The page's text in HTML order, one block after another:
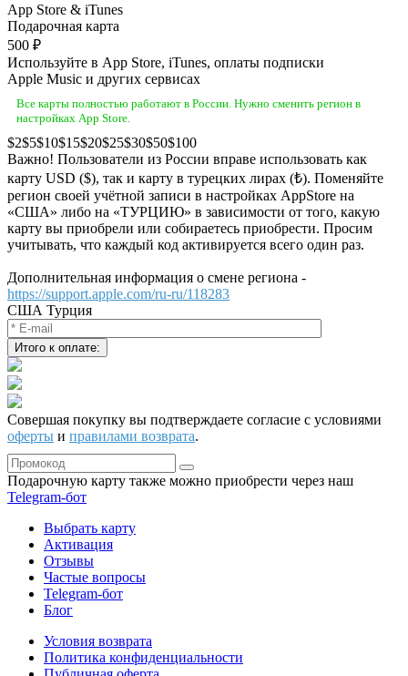
App Store & iTunes
Подарочная карта
500 ₽
Используйте в App Store, iTunes, оплаты подписки
Apple Music и других сервисах
Все карты полностью работают в России. Нужно сменить регион в
настройках App Store.
2 5 10 15 20 25 30 50 100
Важно! Пользователи из России вправе использовать как
карту USD ($), так и карту в турецких лирах (₺). Поменяйте
регион своей учётной записи в настройках AppStore на
«США» либо на «ТУРЦИЮ» в зависимости от того, какую
карту вы приобрели или собираетесь приобрести. Просим
учитывать, что каждый код активируется всего один раз.
Дополнительная информация о смене региона -
https://support.apple.com/ru-ru/118283
США Турция
Совершая покупку вы подтверждаете согласие с условиями
оферты и правилами возврата.
Подарочную карту также можно приобрести через наш
Telegram‑бот
Выбрать карту
Активация
Отзывы
Частые вопросы
Telegram-бот
Блог
Условия возврата
Политика конфиденциальности